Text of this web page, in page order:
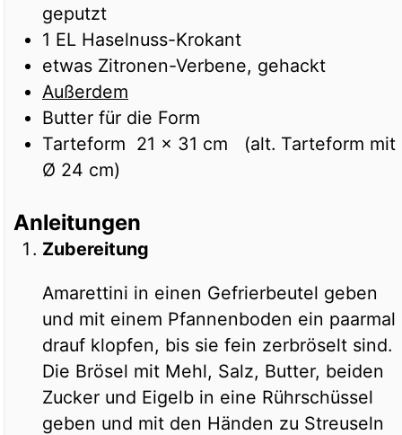
geputzt
1 EL Haselnuss-Krokant
etwas Zitronen-Verbene, gehackt
Außerdem
Butter für die Form
Tarteform 21 x 31 cm (alt. Tarteform mit
Ø 24 cm)
Anleitungen
Zubereitung
Amarettini in einen Gefrierbeutel geben
und mit einem Pfannenboden ein paarmal
drauf klopfen, bis sie fein zerbröselt sind.
Die Brösel mit Mehl, Salz, Butter, beiden
Zucker und Eigelb in eine Rührschüssel
geben und mit den Händen zu Streuseln